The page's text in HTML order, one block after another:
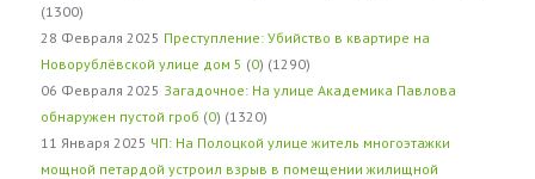
(1300)
28 Февраля 2025 Преступление: Убийство в квартире на
Новорублёвской улице дом 5 (0) (1290)
06 Февраля 2025 Загадочное: На улице Академика Павлова
обнаружен пустой гроб (0) (1320)
11 Января 2025 ЧП: На Полоцкой улице житель многоэтажки
мощной петардой устроил взрыв в помещении жилищной